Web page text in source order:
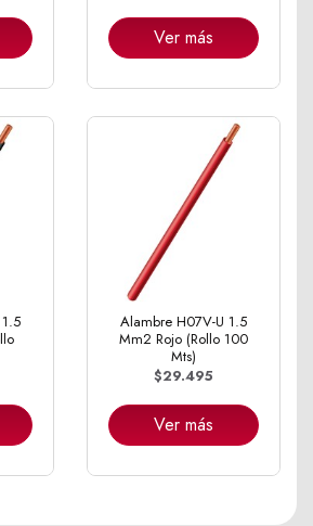
Ver más
Alambre H07V-U 1.5
Mm2 Rojo (Rollo 100
Mts)
$29.495
Ver más